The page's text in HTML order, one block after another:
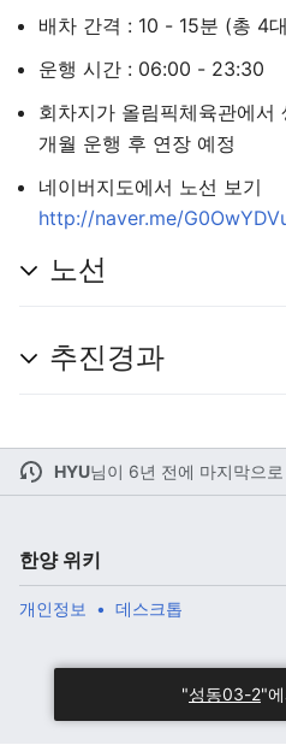
다
배차 간격 : 10 - 15분 (총 4
운행 시간 : 06:00 - 23:30
회차지가 올림픽체육관에서
개월 운행 후 연장 예정
네이버지도에서 노선 보기
http://naver.me/
노선
추진경과
HYU님이 6년 전에 마지막으
한양 위키
개인정보 데스크톱
"성동03-2"